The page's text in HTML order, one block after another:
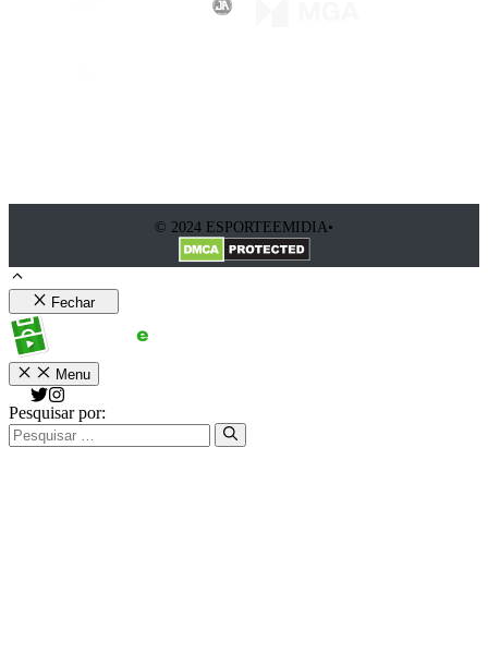
© 2024 ESPORTEEMIDIA•
Fechar
Menu
Pesquisar por: